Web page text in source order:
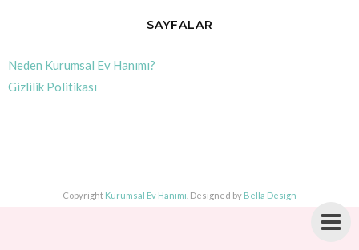
SAYFALAR
Neden Kurumsal Ev Hanımı?
Gizlilik Politikası
Copyright Kurumsal Ev Hanımı . Designed by Bella Design